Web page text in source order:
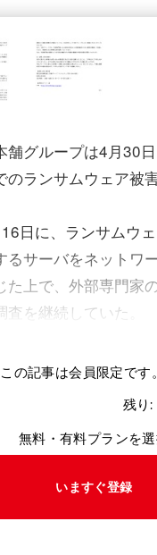
グループは4月30
のランサムウェア被
日に、ランサムウ
るサーバをネットワ
た上で、外部専門家
を継続していた。
この記事は会員限定です
残り
無料・有料プランを
いますぐ登録